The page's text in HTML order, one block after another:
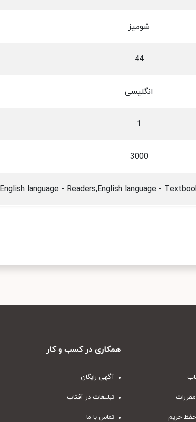
شومیز
44
انگلیسی
1
3000
English language - Readers,English language -
حریم
همکاری در کسب و کار
آگهی رایگان
تبلیغات در آفتاب
تماس با ما